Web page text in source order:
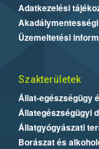
Adatkezelési
Üzemeltetési
Szakterületek
Állat-egészségügy
Állategészségügyi
Állatgyógyászati
Borászat és